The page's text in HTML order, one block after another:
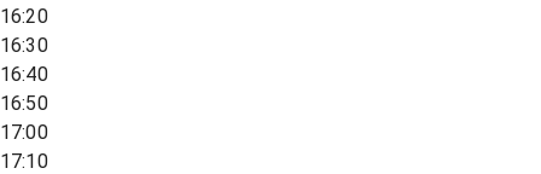
16:20
16:30
16:40
16:50
17:00
17:10